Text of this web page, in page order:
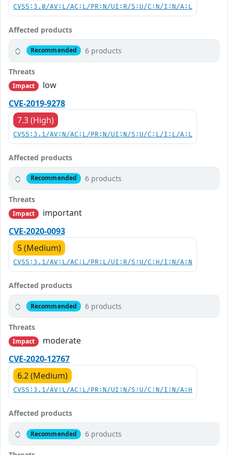
CVSS:3.0/AV:L/AC:L/PR:N/UI:R/S:U/C:N/I:N/A:L
Affected products
Recommended 6 products
Threats
Impact
low
CVE-2019-9278
7.3 (High)
CVSS:3.1/AV:N/AC:L/PR:N/UI:N/S:U/C:L/I:L/A:L
Affected products
Recommended 6 products
Threats
Impact
important
CVE-2020-0093
5 (Medium)
CVSS:3.1/AV:L/AC:L/PR:L/UI:R/S:U/C:H/I:N/A:N
Affected products
Recommended 6 products
Threats
Impact
moderate
CVE-2020-12767
6.2 (Medium)
CVSS:3.1/AV:L/AC:L/PR:N/UI:N/S:U/C:N/I:N/A:H
Affected products
Recommended 6 products